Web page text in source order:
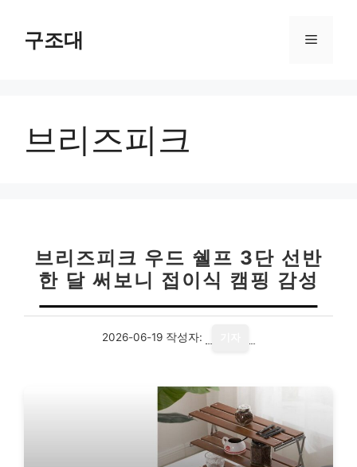
구조대 메
브리즈피크
브리즈피크 우드 쉘프 3단 선반
한 달 써보니 접이식 캠핑 감성
2026-06-19 작성자: